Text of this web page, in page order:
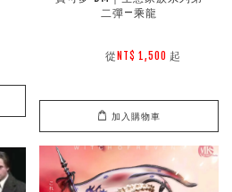
二彈—乘龍
        從
NT$ 1,500 起
加入購物車